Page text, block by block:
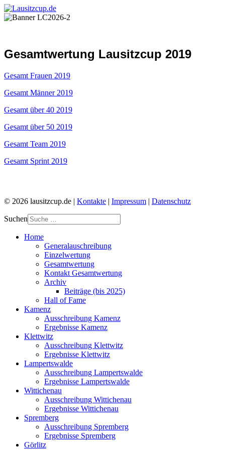
Gesamtwertung Lausitzcup 2019
Gesamt Frauen 2019
Gesamt Männer 2019
Gesamt über 40 2019
Gesamt über 50 2019
Gesamt Team 2019
Gesamt Sprint 2019
© 2026 lausitzcup.de | Kontakte | Impressum | Datenschutz
Suchen
Home
Generalauschreibung
Einzelwertung
Gesamtwertung
Kontakt Gesamtwertung
Archiv
Beiträge (bis 2025)
Hall of Fame
Kamenz
Ausschreibung Kamenz
Ergebnisse Kamenz
Klettwitz
Ausschreibung Klettwitz
Ergebnisse Klettwitz
Lampertswalde
Ausschreibung Lampertswalde
Ergebnisse Lampertswalde
Wittichenau
Ausschreibung Wittichenau
Ergebnisse Wittichenau
Spremberg
Ausschreibung Spremberg
Ergebnisse Spremberg
Görlitz